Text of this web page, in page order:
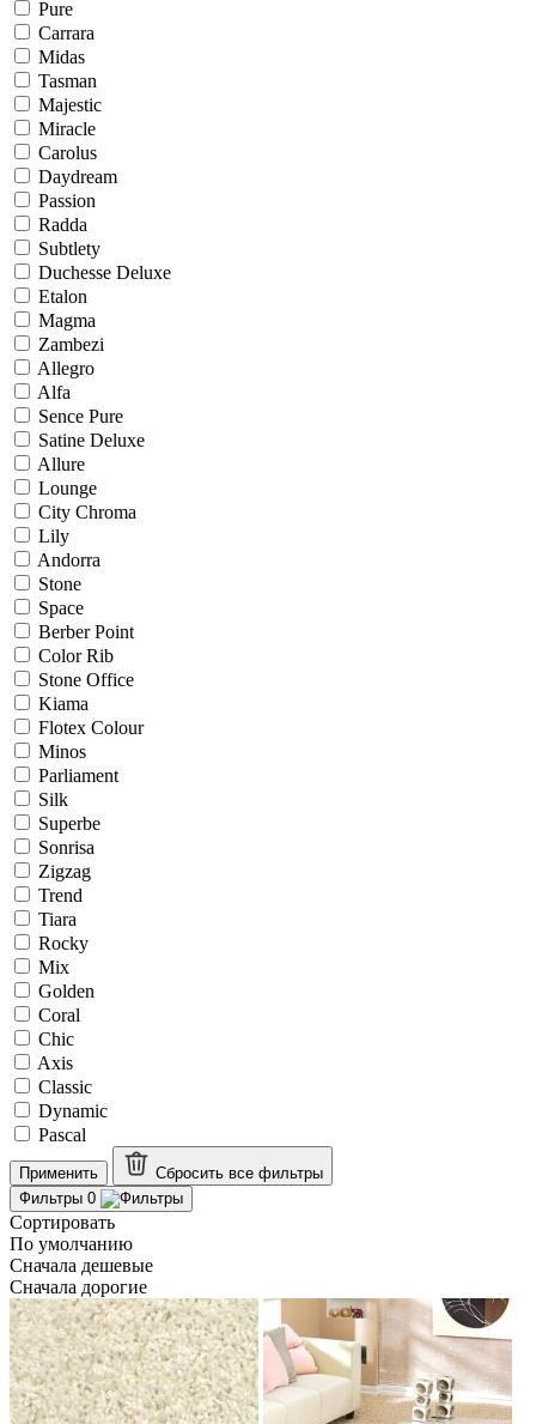
Pure
Carrara
Midas
Tasman
Majestic
Miracle
Carolus
Daydream
Passion
Radda
Subtlety
Duchesse Deluxe
Etalon
Magma
Zambezi
Allegro
Alfa
Sence Pure
Satine Deluxe
Allure
Lounge
City Chroma
Lily
Andorra
Stone
Space
Berber Point
Color Rib
Stone Office
Kiama
Flotex Colour
Minos
Parliament
Silk
Superbe
Sonrisa
Zigzag
Trend
Tiara
Rocky
Mix
Golden
Coral
Chic
Axis
Classic
Dynamic
Pascal
Применить Сбросить все фильтры
Фильтры 0
Сортировать
По умолчанию
Сначала дешевые
Сначала дорогие